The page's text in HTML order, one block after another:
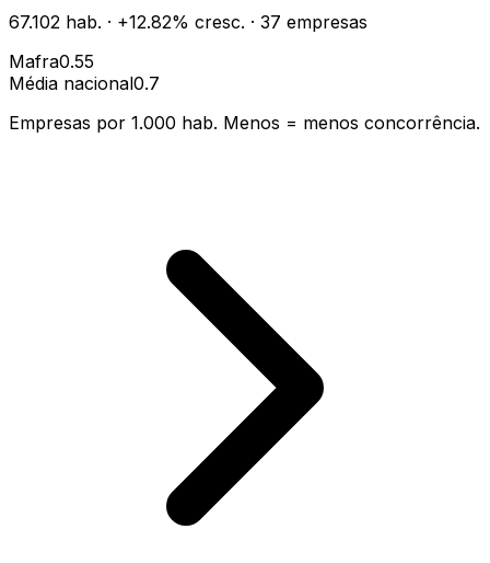
67.102 hab. · +12.82% cresc. · 37 empresas
Mafra0.55
Média nacional0.7
Empresas por 1.000 hab. Menos = menos concorrência.